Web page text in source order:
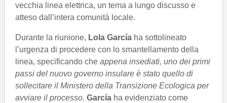
vecchia linea elettrica, un tema a lungo discusso e
atteso dall’intera comunità locale.
Durante la riunione, Lola García ha sottolineato
l’urgenza di procedere con lo smantellamento della
linea, specificando che appena insediati, uno dei primi
passi del nuovo governo insulare è stato quello di
sollecitare il Ministero della Transizione Ecologica per
avviare il processo. García ha evidenziato come